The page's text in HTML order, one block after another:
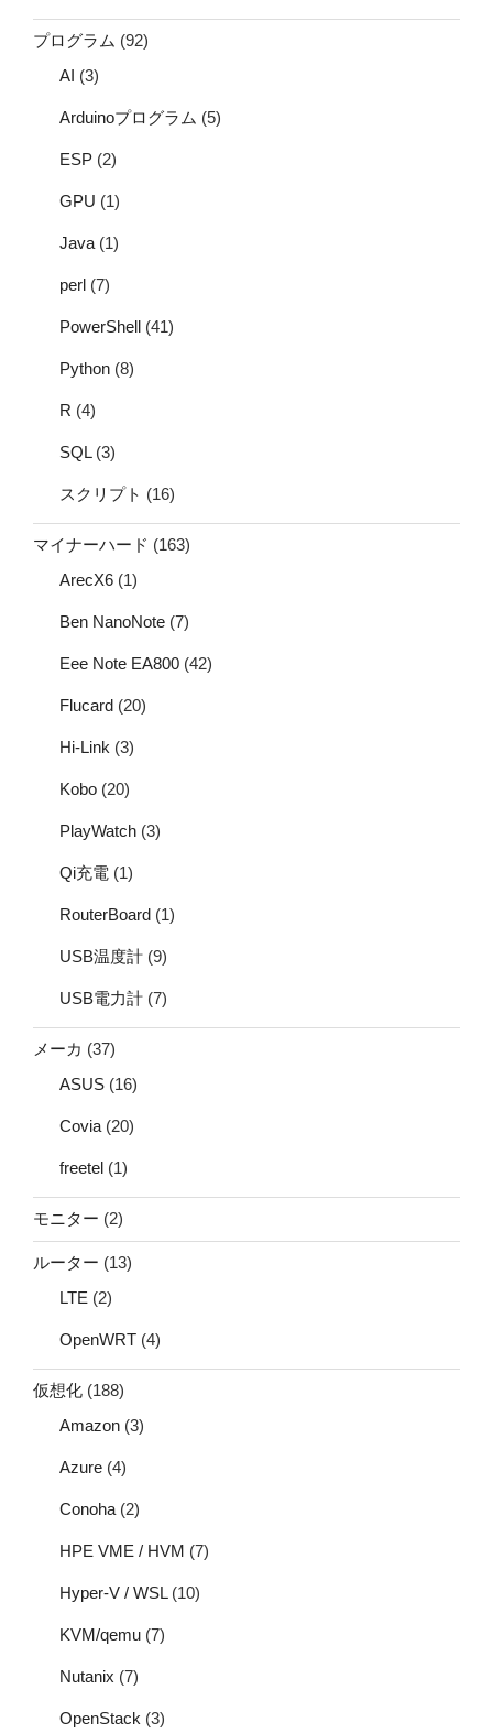
プログラム (92)
AI (3)
Arduinoプログラム (5)
ESP (2)
GPU (1)
Java (1)
perl (7)
PowerShell (41)
Python (8)
R (4)
SQL(3)
スクリプト (16)
マイナーハード (163)
ArecX6 (1)
Ben NanoNote (7)
Eee Note EA800 (42)
Flucard (20)
Hi-Link (3)
Kobo (20)
PlayWatch (3)
Qi充電 (1)
RouterBoard (1)
USB温度計 (9)
USB電力計 (7)
メーカ (37)
ASUS (16)
Covia (20)
freetel (1)
モニター (2)
ルーター (13)
LTE (2)
OpenWRT (4)
仮想化 (188)
Amazon (3)
Azure (4)
Conoha (2)
HPE VME / HVM (7)
Hyper-V / WSL(10)
KVM/qemu (7)
Nutanix (7)
OpenStack (3)